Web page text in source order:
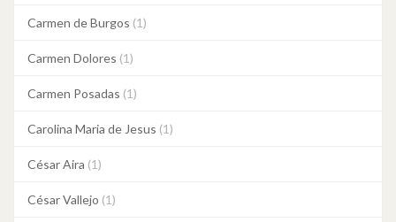
Carmen de Burgos (1)
Carmen Dolores (1)
Carmen Posadas (1)
Carolina Maria de Jesus (1)
César Aira (1)
César Vallejo (1)